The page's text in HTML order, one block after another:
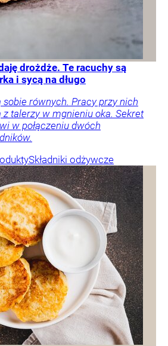
drożdże. Te racuchy są
i sycą na długo
równych. Pracy przy nich
z talerzy w mgnieniu oka. Sekret
w połączeniu dwóch
Składniki odżywcze